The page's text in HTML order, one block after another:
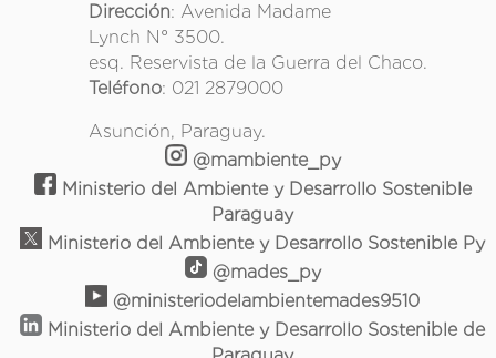
Dirección: Avenida Madame
Lynch N° 3500.
esq. Reservista de la Guerra del Chaco.
Teléfono: 021 2879000
Asunción, Paraguay.
@mambiente_py
Ministerio del Ambiente y Desarrollo Sostenible
Paraguay
Ministerio del Ambiente y Desarrollo Sostenible Py
@mades_py
@ministeriodelambientemades9510
Ministerio del Ambiente y Desarrollo Sostenible de